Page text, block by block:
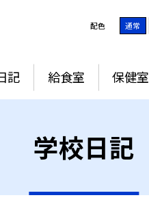
配色 通常
記 給食室 保健室
学校日記